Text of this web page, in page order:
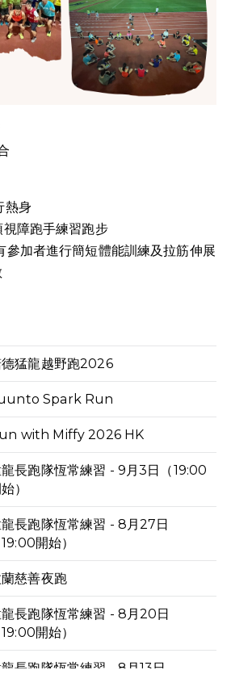
熱身
障跑手練習跑步
加者進行簡短體能訓練及拉筋伸展
猛龍越野跑2026
Spark Run
with Miffy 2026 HK
長跑隊恆常練習 - 9月3日（19:00
）
長跑隊恆常練習 - 8月27日
19:00開始）
慈善夜跑
長跑隊恆常練習 - 8月20日
19:00開始）
長跑隊恆常練習 - 8月13日